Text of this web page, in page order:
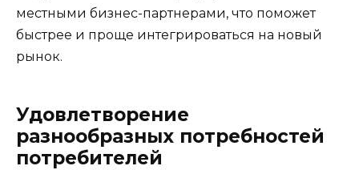
местными бизнес-партнерами, что поможет
быстрее и проще интегрироваться на новый
рынок.
Удовлетворение
разнообразных потребностей
потребителей